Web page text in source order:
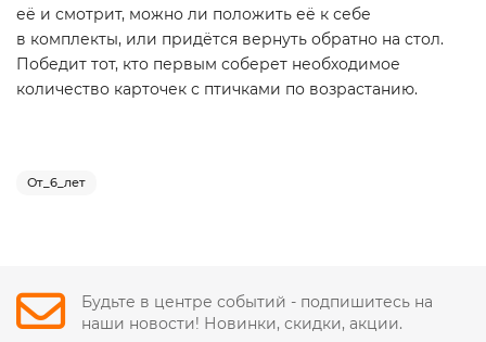
её и смотрит, можно ли положить её к себе
в комплекты, или придётся вернуть обратно на стол.
Победит тот, кто первым соберет необходимое
количество карточек с птичками по возрастанию.
От_6_лет
Будьте в центре событий - подпишитесь на
наши новости! Новинки, скидки, акции.